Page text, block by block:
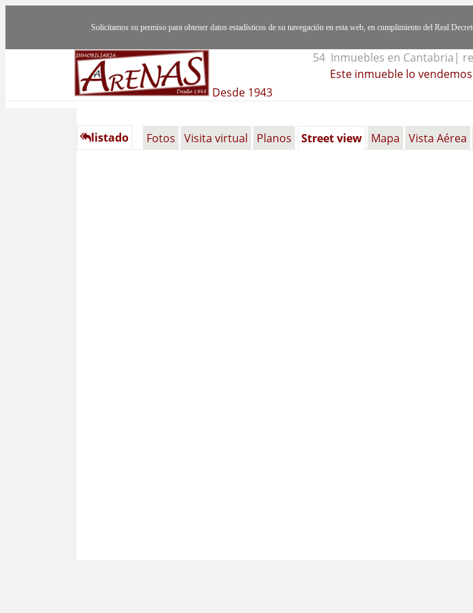
Solicitamos su permiso para obtener datos estadísticos de su navegación en esta web, en cumplimiento del Real
Desde 1943
54 Inmuebles en Cantabria|
Este inmueble lo
listado Fotos Visita virtual Planos Street view Mapa Vista Aérea